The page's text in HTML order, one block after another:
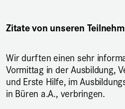
Zitate von unseren
Wir durften einen sehr
Vormittag in der Ausbildung,
und Erste Hilfe, im
in Büren a.A., verbringen.